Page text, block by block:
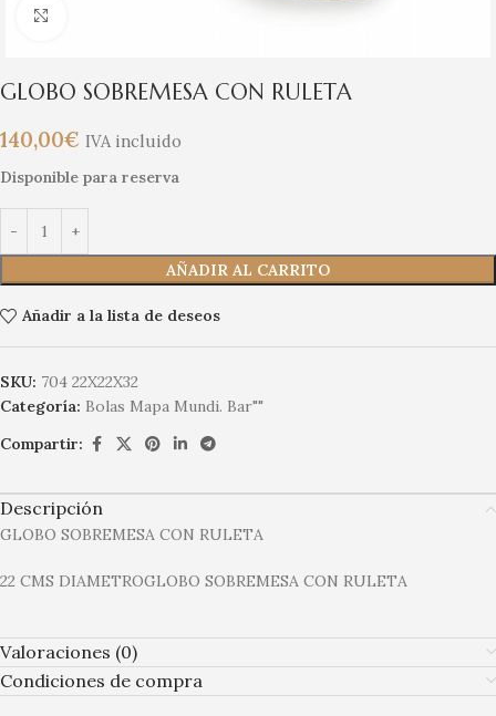
GLOBO SOBREMESA CON RULETA
140,00€ IVA incluido
Disponible para reserva
AÑADIR AL CARRITO
Añadir a la lista de deseos
SKU: 704 22X22X32
Categoría: Bolas Mapa Mundi. Bar""
Compartir:
Descripción
GLOBO SOBREMESA CON RULETA
22 CMS DIAMETROGLOBO SOBREMESA CON RULETA
Valoraciones (0)
Condiciones de compra